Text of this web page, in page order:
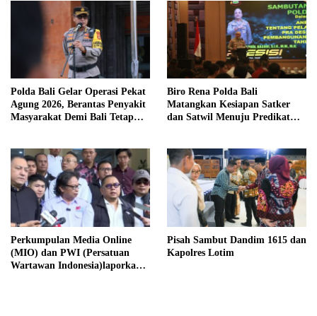
Polda Bali Gelar Operasi Pekat
Agung 2026, Berantas Penyakit
Masyarakat Demi Bali Tetap
Biro Rena Polda Bali
Matangkan Kesiapan Satker
dan Satwil Menuju Predikat
Perkumpulan Media Online
(MIO) dan PWI (Persatuan
Wartawan Indonesia)laporkan
Pisah Sambut Dandim 1615 dan
Kapolres Lotim